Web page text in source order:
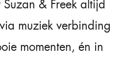
& Freek altijd
muziek verbinding
momenten, én in